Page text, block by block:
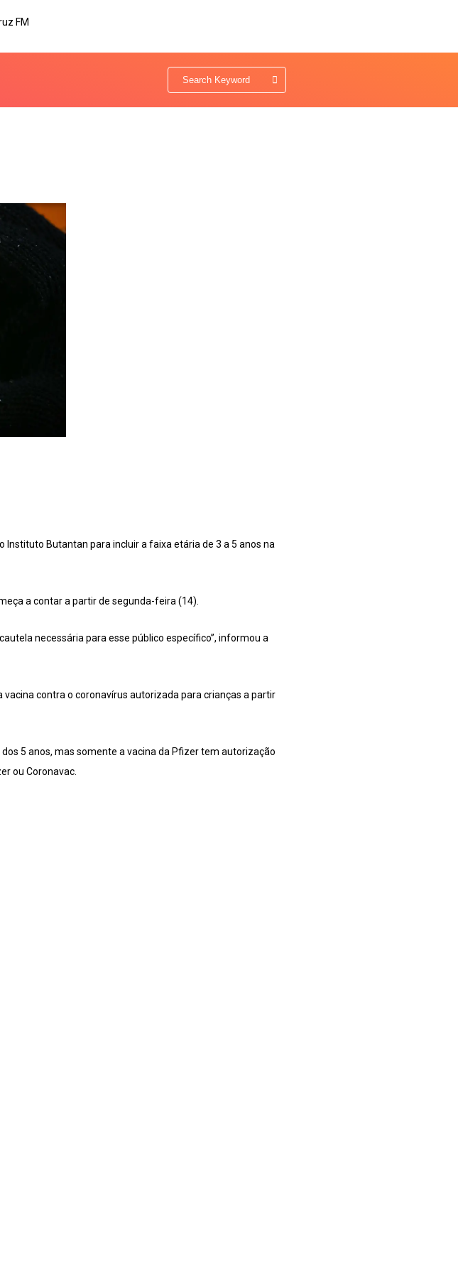
Instituto Butantan para incluir a faixa etária de 3 a 5 anos na
a contar a partir de segunda-feira (14).
necessária para esse público específico”, informou a
contra o coronavírus autorizada para crianças a partir
5 anos, mas somente a vacina da Pfizer tem autorização
ou Coronavac.